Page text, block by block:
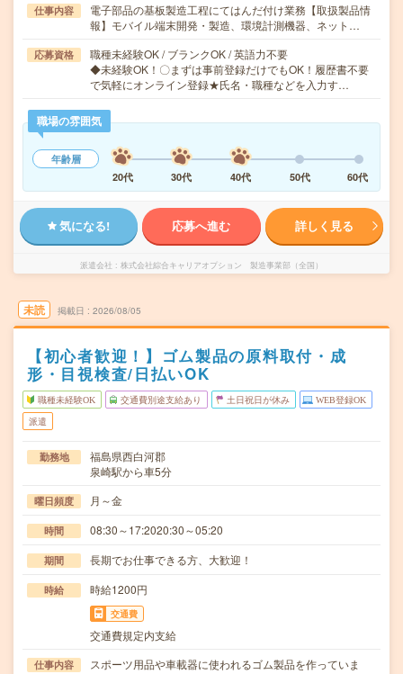
仕事内容
電子部品の基板製造工程にてはんだ付け業務【取扱製品情
報】モバイル端末開発・製造、環境計測機器、ネット…
応募資格
職種未経験OK / ブランクOK / 英語力不要
◆未経験OK！〇まずは事前登録だけでもOK！履歴書不要
で気軽にオンライン登録★氏名・職種などを入力す…
職場の雰囲気
年齢層
20代
30代 40代 50代 60代
気になる! 応募へ進む 詳しく見る
派遣会社 株式会社綜合キャリアオプション 製造事業部（全国）
未読 掲載日 2026/08/05
【初心者歓迎！】ゴム製品の原料取付・成
形・目視検査/日払いOK
職種未経験OK 交通費別途支給あり 土日祝日が休み WEB登録OK
派遣
勤務地
福島県西白河郡
泉崎駅から車5分
曜日頻度 月～金
時間 08:30～17:2020:30～05:20
期間 長期でお仕事できる方、大歓迎！
時給 時給1200円
交通費
交通費規定内支給
仕事内容
スポーツ用品や車載器に使われるゴム製品を作っていま